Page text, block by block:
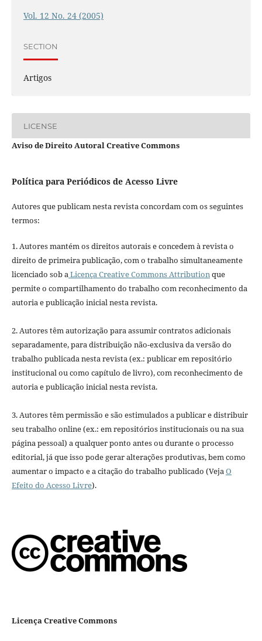
Vol. 12 No. 24 (2005)
SECTION
Artigos
LICENSE
Aviso de Direito Autoral Creative Commons
Política para Periódicos de Acesso Livre
Autores que publicam nesta revista concordam com os seguintes
termos:
1. Autores mantém os direitos autorais e concedem à revista o
direito de primeira publicação, com o trabalho simultaneamente
licenciado sob aLicença Creative Commons Attributionque
permite o compartilhamento do trabalho com reconhecimento da
autoria e publicação inicial nesta revista.
2. Autores têm autorização para assumir contratos adicionais
separadamente, para distribuição não-exclusiva da versão do
trabalho publicada nesta revista (ex.: publicar em repositório
institucional ou como capítulo de livro), com reconhecimento de
autoria e publicação inicial nesta revista.
3. Autores têm permissão e são estimulados a publicar e distribuir
seu trabalho online (ex.: em repositórios institucionais ou na sua
página pessoal) a qualquer ponto antes ou durante o processo
editorial, já que isso pode gerar alterações produtivas, bem como
aumentar o impacto e a citação do trabalho publicado (VejaO
Efeito do Acesso Livre).
Licença Creative Commons